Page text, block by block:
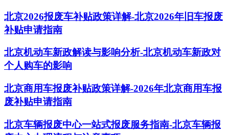
北京2026报废车补贴政策详解-北京2026年旧车报废
补贴申请指南
北京机动车新政解读与影响分析-北京机动车新政对
个人购车的影响
北京商用车报废补贴政策详解-2026年北京商用车报
废补贴申请指南
北京车辆报废中心一站式报废服务指南-北京车辆报